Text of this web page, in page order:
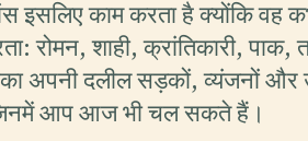
इसलिए काम करता है क्योंकि वह
रोमन, शाही, क्रांतिकारी,
अपनी दलील सड़कों, व्यंजनों और
आप आज भी चल सकते हैं।